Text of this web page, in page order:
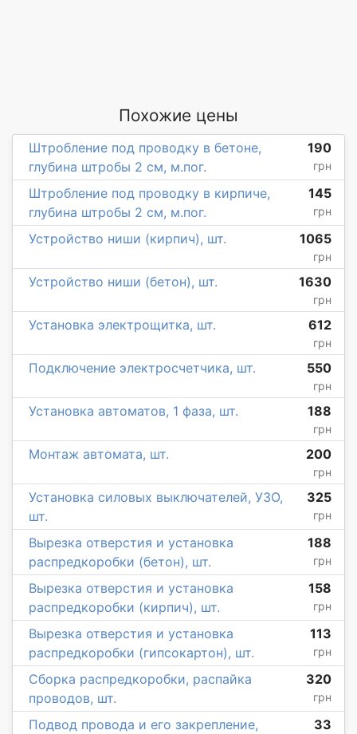
Похожие цены
Штробление под проводку в бетоне,
глубина штробы 2 см, м.пог.
190
грн
Штробление под проводку в кирпиче,
глубина штробы 2 см, м.пог.
145
грн
Устройство ниши (кирпич), шт. 1065
грн
Устройство ниши (бетон), шт. 1630
грн
Установка электрощитка, шт. 612
грн
Подключение электросчетчика, шт. 550
грн
Установка автоматов, 1 фаза, шт. 188
грн
Монтаж автомата, шт. 200
грн
Установка силовых выключателей, УЗО,
шт.
325
грн
Вырезка отверстия и установка
распредкоробки (бетон), шт.
188
грн
Вырезка отверстия и установка
распредкоробки (кирпич), шт.
158
грн
Вырезка отверстия и установка
распредкоробки (гипсокартон), шт.
113
грн
Сборка распредкоробки, распайка
проводов, шт.
320
грн
Подвод провода и его закрепление,
33